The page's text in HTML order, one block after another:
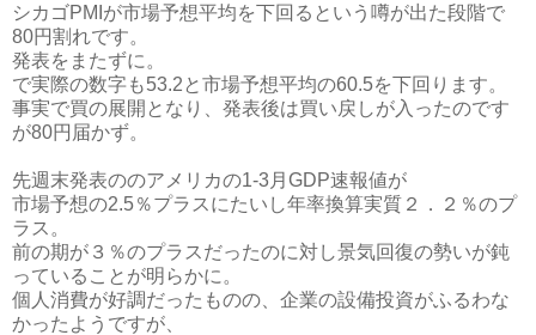
シカゴPMIが市場予想平均を下回るという噂が出た段階で
80円割れです。
発表をまたずに。
で実際の数字も53.2と市場予想平均の60.5を下回ります。
事実で買の展開となり、発表後は買い戻しが入ったのです
が80円届かず。
先週末発表ののアメリカの1-3月GDP速報値が
市場予想の2.5％プラスにたいし年率換算実質２．２％のプ
ラス。
前の期が３％のプラスだったのに対し景気回復の勢いが鈍
っていることが明らかに。
個人消費が好調だったものの、企業の設備投資がふるわな
かったようですが、